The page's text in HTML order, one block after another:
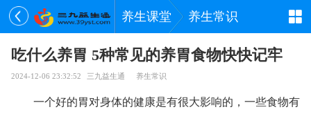
养生课堂 养生常识
吃什么养胃 5种常见的养胃食物快快记牢
2024-12-06 23:32:52 三九益生通 养生常识
一个好的胃对身体的健康是有很大影响的，一些食物有